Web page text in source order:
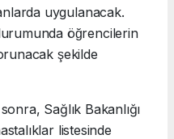
uygulanacak.
öğrencilerin
şekilde
Sağlık Bakanlığı
listesinde